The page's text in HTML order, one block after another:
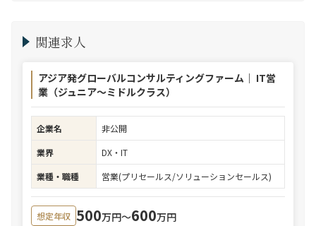
関連求人
アジア発グローバルコンサルティングファーム｜ IT営
業（ジュニア～ミドルクラス）
企業名
非公開
業界
DX・IT
業種・職種
営業(プリセールス/ソリューションセールス)
想定年収 500万円〜600万円